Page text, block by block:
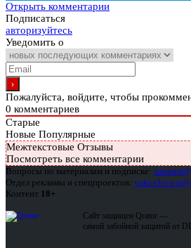
Открыть комментарии
Подписаться
авторизуйтесь
Уведомить о
Пожалуйста, войдите, чтобы
0 комментариев
Старые
Новые Популярные
Межтекстовые Отзывы
Посмотреть все комментарии
Вопросы по материалам и подписке:
Отдел рекламы и спецпроектов:
Контент 18+
Сайт защищен Qrator —
самой забойной защитой от